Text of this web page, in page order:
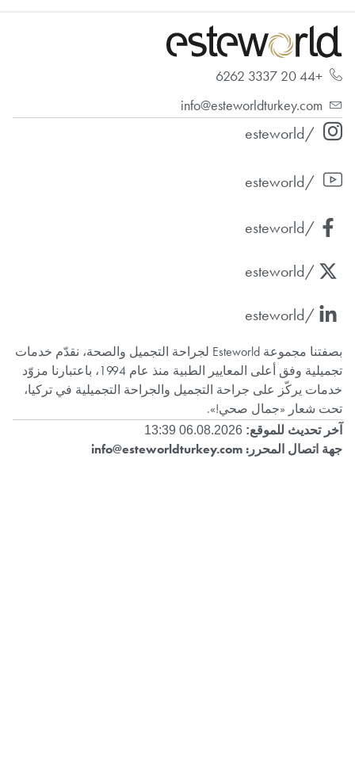
+44 20 3337 6262
info@esteworldturkey.com
/esteworld
/esteworld
/esteworld
/esteworld
/esteworld
بصفتنا مجموعة Esteworld لجراحة التجميل والصحة، نقدّم خدمات
تجميلية وفق أعلى المعايير الطبية منذ عام 1994، باعتبارنا مزوّد
خدمات يركّز على جراحة التجميل والجراحة التجميلية في تركيا،
تحت شعار «جمال صحي!».
آخر تحديث للموقع:
جهة اتصال المحرر: info@esteworldturkey.com